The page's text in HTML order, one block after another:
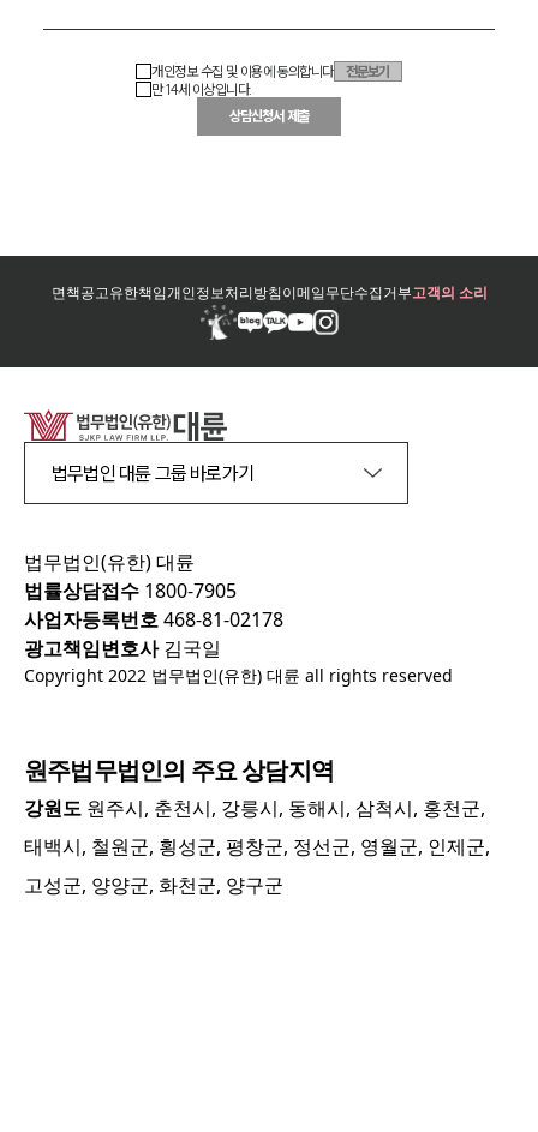
개인정보 수집 및 이용에 동의합니다
전문보기
만 14세 이상입니다.
상담신청서 제출
면책공고유한책임개인정보처리방침이메일무단수집거부고객의 소리
법무법인 대륜 그룹 바로가기
법무법인(유한) 대륜
법률상담접수 1800-7905
사업자등록번호468-81-02178
광고책임변호사김국일
Copyright 2022 법무법인(유한) 대륜 all rights reserved
원주법무법인의 주요 상담지역
강원도 원주시, 춘천시, 강릉시, 동해시, 삼척시, 홍천군,
태백시, 철원군, 횡성군, 평창군, 정선군, 영월군, 인제군,
고성군, 양양군, 화천군, 양구군